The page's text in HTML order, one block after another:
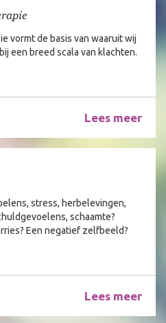
vormt de basis van waaruit wij
een breed scala van klachten.
Lees meer
stress, herbelevingen,
schaamte?
Een negatief zelfbeeld?
Lees meer